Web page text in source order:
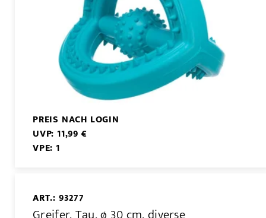
PREIS NACH LOGIN
UVP: 11,99 €
VPE: 1
ART.: 93277